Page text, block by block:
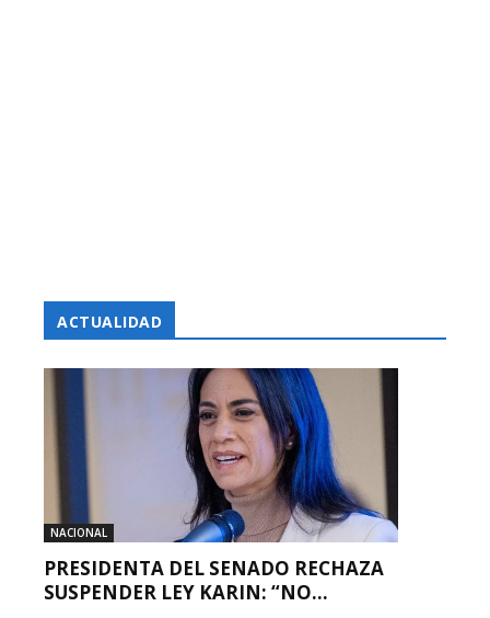
ACTUALIDAD
NACIONAL
PRESIDENTA DEL SENADO RECHAZA
SUSPENDER LEY KARIN: “NO...